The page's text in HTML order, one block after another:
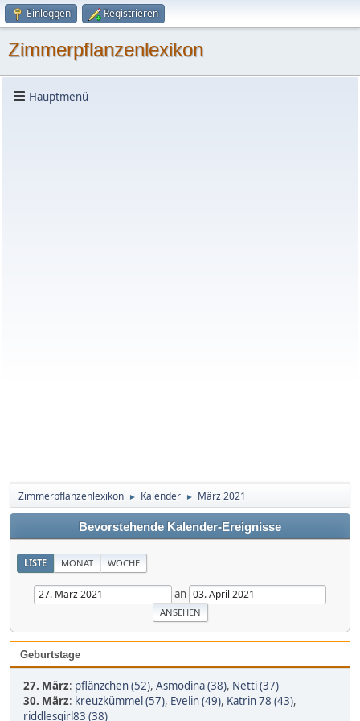
Einloggen Registrieren
Zimmerpflanzenlexikon
Hauptmenü
Zimmerpflanzenlexikon ► Kalender ► März 2021
Bevorstehende Kalender-Ereignisse
LISTE MONAT WOCHE
an
Geburtstage
27. März: pflänzchen (52), Asmodina (38), Netti (37)
30. März: kreuzkümmel (57), Evelin (49), Katrin 78 (43),
riddlesgirl83 (38)